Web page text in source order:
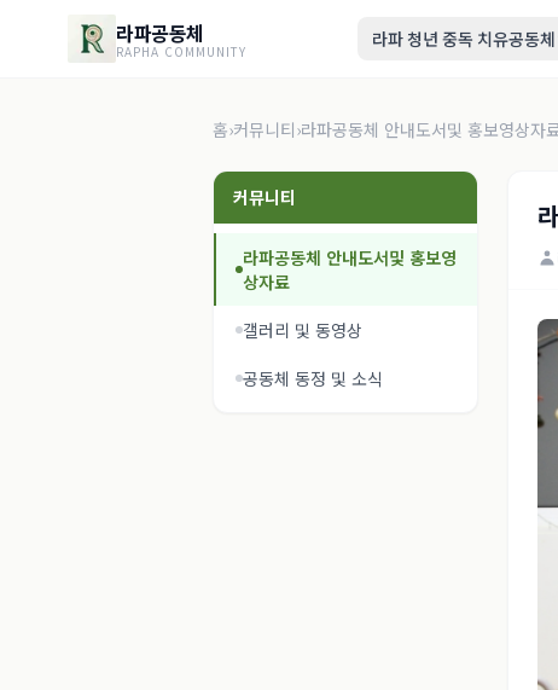
라파공동체
RAPHA COMMUNITY
라파 청년 중독 치유공동체
홈›커뮤니티›라파공동체 안내도서및 홍보영상자
커뮤니티
라파공동체 안내도서및 홍보영
상자료
갤러리 및 동영상
공동체 동정 및 소식